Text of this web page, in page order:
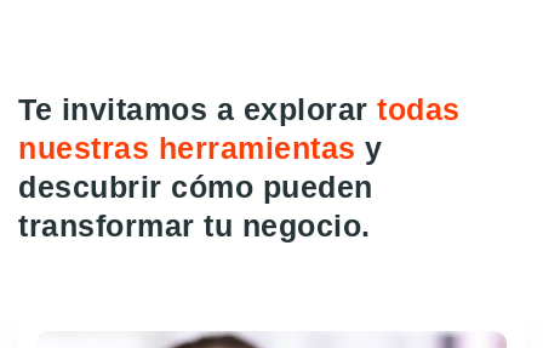
Te invitamos a explorar todas
nuestras herramientas y
descubrir cómo pueden
transformar tu negocio.